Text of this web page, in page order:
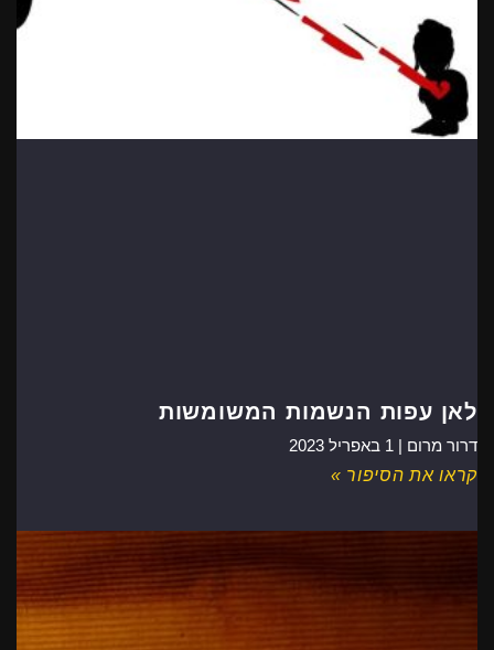
לאן עפות הנשמות המשומשות
דרור מרום | 1 באפריל 2023
קראו את הסיפור »